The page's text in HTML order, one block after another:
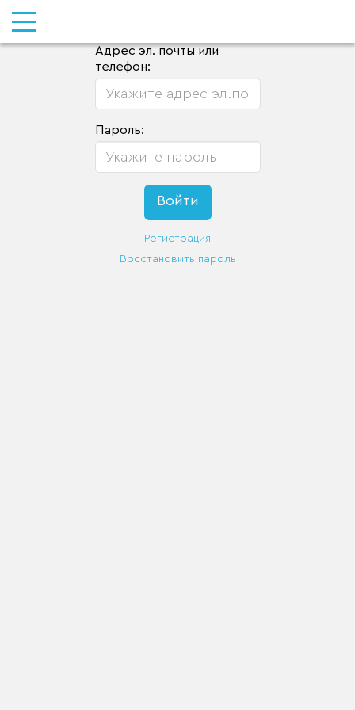
Адрес эл. почты или
телефон:
Пароль:
Регистрация
Восстановить пароль